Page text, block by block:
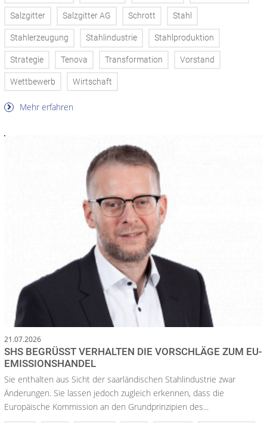
Salzgitter Salzgitter AG Schrott Stahl
Stahlerzeugung Stahlindustrie Stahlproduktion
Strategie Tenova Transformation Vorstand
Wettbewerb Wirtschaft
Mehr erfahren
21.07.2026
SHS BEGRÜSST VERHALTEN DIE VORSCHLÄGE ZUM EU-E
MISSIONSHANDEL
Sie enthalten aus Sicht der saarländischen Stahlindustrie zwar
Änderungen. Sie lassen jedoch zugleich erkennen, dass die
Europäische Kommission an den Grundprinzipien des...